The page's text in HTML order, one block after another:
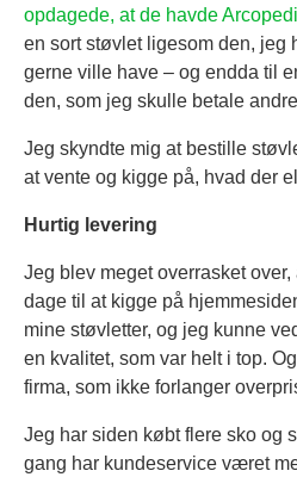
opdagede, at de havde
en sort støvlet ligesom den, jeg
gerne ville have – og endda til
den, som jeg skulle betale
Jeg skyndte mig at bestille
at vente og kigge på, hvad der
Hurtig levering
Jeg blev meget overrasket
dage til at kigge på
mine støvletter, og jeg kunne
en kvalitet, som var helt i top.
firma, som ikke forlanger
Jeg har siden købt flere sko og
gang har kundeservice været